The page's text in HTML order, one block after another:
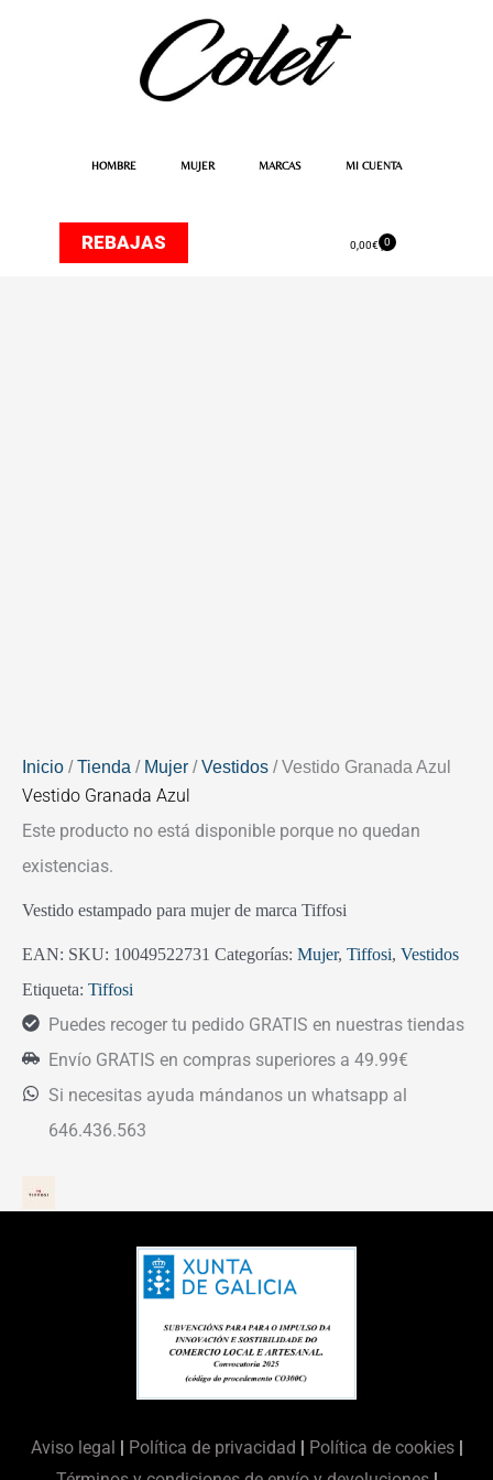
HOMBRE MUJER MARCAS MI CUENTA
REBAJAS 0,00€ 0
Carrito
Inicio /Tienda / Mujer /Vestidos / Vestido Granada Azul
Vestido Granada Azul
Este producto no está disponible porque no quedan
existencias.
Vestido estampado para mujer de marca Tiffosi
EAN: SKU: 10049522731 Categorías: Mujer, Tiffosi, Vestidos
Etiqueta: Tiffosi
Puedes recoger tu pedido GRATIS en nuestras tiendas
Envío GRATIS en compras superiores a 49.99€
Si necesitas ayuda mándanos un whatsapp al
646.436.563
Aviso legal Política de privacidad Política de cookies|